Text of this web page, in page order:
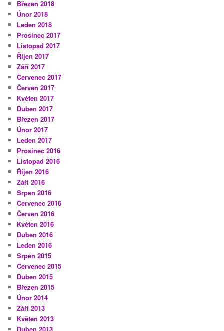
Březen 2018
Únor 2018
Leden 2018
Prosinec 2017
Listopad 2017
Říjen 2017
Září 2017
Červenec 2017
Červen 2017
Květen 2017
Duben 2017
Březen 2017
Únor 2017
Leden 2017
Prosinec 2016
Listopad 2016
Říjen 2016
Září 2016
Srpen 2016
Červenec 2016
Červen 2016
Květen 2016
Duben 2016
Leden 2016
Srpen 2015
Červenec 2015
Duben 2015
Březen 2015
Únor 2014
Září 2013
Květen 2013